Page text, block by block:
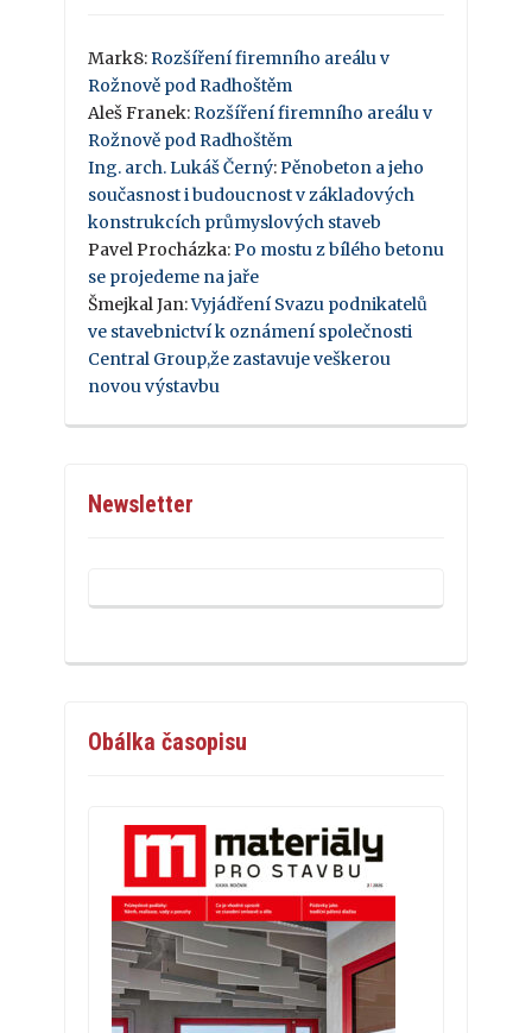
Mark8:Rozšíření firemního areálu v
Rožnově pod Radhoštěm
Aleš Franek:Rozšíření firemního areálu v
Rožnově pod Radhoštěm
Ing. arch. Lukáš Černý:Pěnobeton a jeho
současnost i budoucnost v základových
konstrukcích průmyslových staveb
Pavel Procházka:Po mostu z bílého betonu
se projedeme na jaře
Šmejkal Jan:Vyjádření Svazu podnikatelů
ve stavebnictví k oznámení společnosti
Central Group,že zastavuje veškerou
novou výstavbu
Newsletter
Obálka časopisu